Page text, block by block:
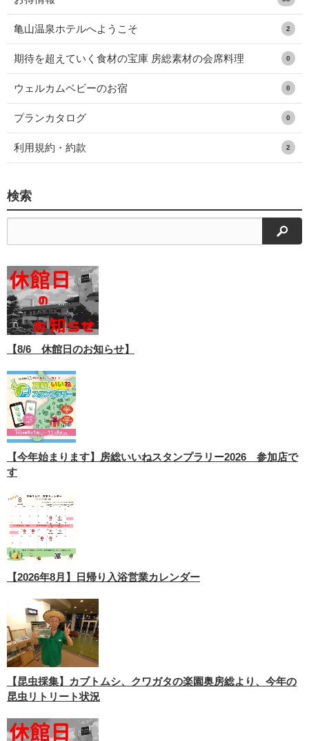
亀山温泉ホテルへようこそ 2
期待を超えていく食材の宝庫 房総素材の会席料理 0
ウェルカムベビーのお宿 0
プランカタログ 0
利用規約・約款 2
検索
検索
【8/6 休館日のお知らせ】
【今年始まります】房総いいねスタンプラリー2026 参加店で
す
【2026年8月】日帰り入浴営業カレンダー
【昆虫採集】カブトムシ、クワガタの楽園奥房総より、今年の
昆虫リトリート状況